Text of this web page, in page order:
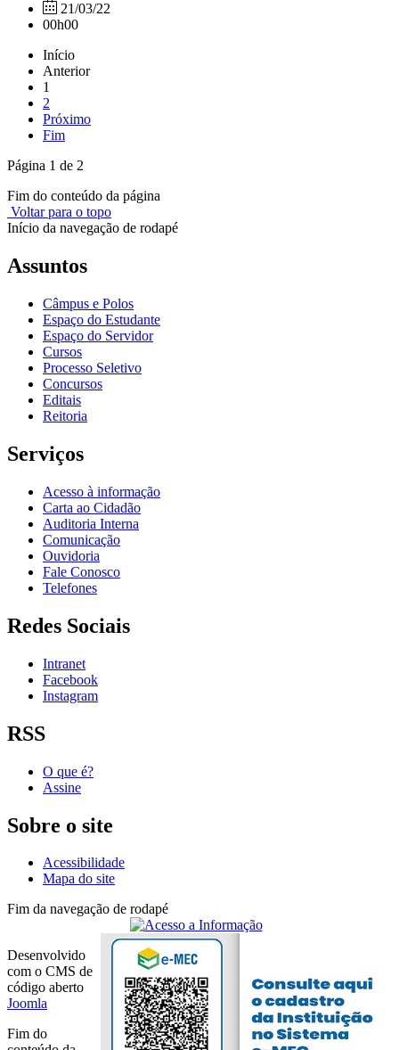
21/03/22
00h00
Início
Anterior
1
2
Próximo
Fim
Página 1 de 2
Fim do conteúdo da página
Voltar para o topo
Início da navegação de rodapé
Assuntos
Câmpus e Polos
Espaço do Estudante
Espaço do Servidor
Cursos
Processo Seletivo
Concursos
Editais
Reitoria
Serviços
Acesso à informação
Carta ao Cidadão
Auditoria Interna
Comunicação
Ouvidoria
Fale Conosco
Telefones
Redes Sociais
Intranet
Facebook
Instagram
RSS
O que é?
Assine
Sobre o site
Acessibilidade
Mapa do site
Fim da navegação de rodapé
Desenvolvido
com o CMS de
código aberto
Joomla
Fim do